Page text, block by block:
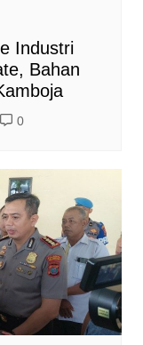
Industri
Bahan
0